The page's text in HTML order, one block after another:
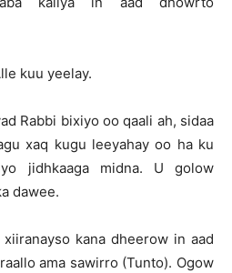
kuu yeelay.
Rabbi bixiyo oo qaali ah, sidaa
xaq kugu leeyahay oo ha ku
jidhkaaga midna. U golow
dawee.
kana dheerow in aad
ama sawirro (Tunto). Ogow